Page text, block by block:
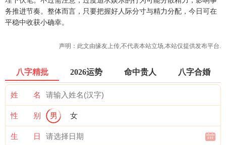
务推进节奏。整体而言，只要把握好人际分寸与精力分配，今日可在
平稳中收获小确幸。
声明：此文由缘友 上传,不代表本站立场,本站仅提供发布平台.
八字精批 2026运势 命中贵人 八字合婚
姓 名
性 别 男 女
生 日